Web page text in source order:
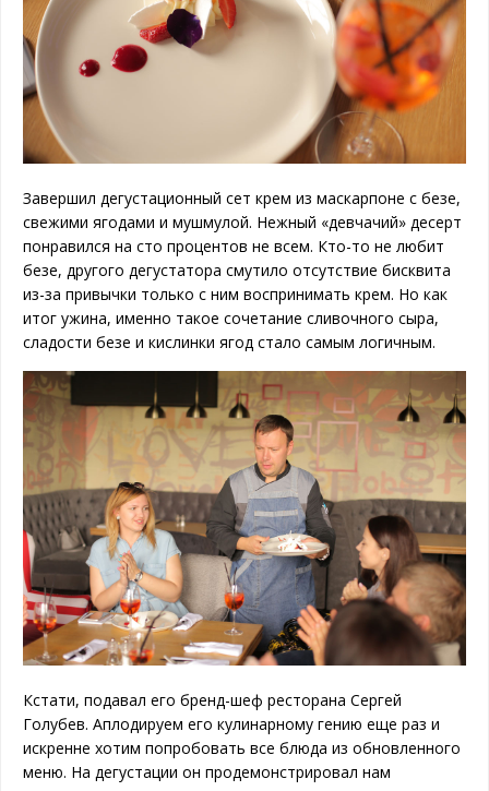
Завершил дегустационный сет крем из маскарпоне с безе,
свежими ягодами и мушмулой. Нежный «девчачий» десерт
понравился на сто процентов не всем. Кто-то не любит
безе, другого дегустатора смутило отсутствие бисквита
из-за привычки только с ним воспринимать крем. Но как
итог ужина, именно такое сочетание сливочного сыра,
сладости безе и кислинки ягод стало самым логичным.
Кстати, подавал его бренд-шеф ресторана Сергей
Голубев. Аплодируем его кулинарному гению еще раз и
искренне хотим попробовать все блюда из обновленного
меню. На дегустации он продемонстрировал нам